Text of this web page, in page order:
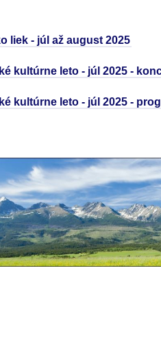
liek - júl až august 2025
kultúrne leto - júl 2025 -
kultúrne leto - júl 2025 -